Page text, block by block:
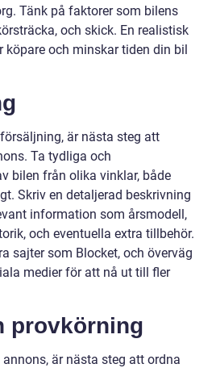
Tänk på faktorer som bilens
och skick. En realistisk
köpare och minskar tiden din bil
är nästa steg att
Ta tydliga och
bilen från olika vinklar, både
Skriv en detaljerad beskrivning
information som årsmodell,
och eventuella extra tillbehör.
sajter som Blocket, och överväg
medier för att nå ut till fler
provkörning
är nästa steg att ordna